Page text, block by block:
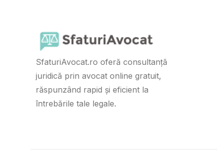
SfaturiAvocat.ro oferă consultanță
juridică prin avocat online gratuit,
răspunzând rapid și eficient la
întrebările tale legale.